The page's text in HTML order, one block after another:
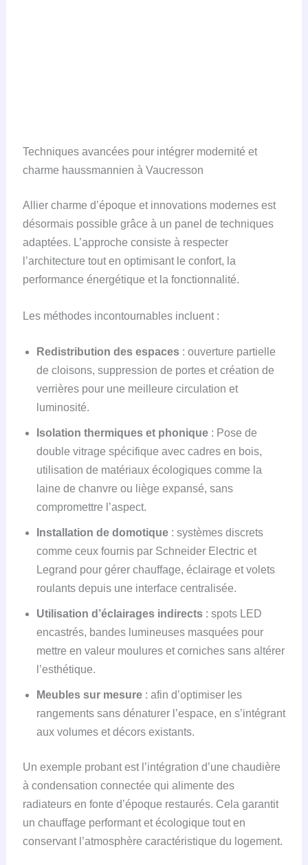
Techniques avancées pour intégrer modernité et
charme haussmannien à Vaucresson
Allier charme d’époque et innovations modernes est
désormais possible grâce à un panel de techniques
adaptées. L’approche consiste à respecter
l’architecture tout en optimisant le confort, la
performance énergétique et la fonctionnalité.
Les méthodes incontournables incluent :
Redistribution des espaces: ouverture partielle
de cloisons, suppression de portes et création de
verrières pour une meilleure circulation et
luminosité.
Isolation thermiques et phonique: Pose de
double vitrage spécifique avec cadres en bois,
utilisation de matériaux écologiques comme la
laine de chanvre ou liège expansé, sans
compromettre l’aspect.
Installation de domotique: systèmes discrets
comme ceux fournis par Schneider Electric et
Legrand pour gérer chauffage, éclairage et volets
roulants depuis une interface centralisée.
Utilisation d’éclairages indirects: spots LED
encastrés, bandes lumineuses masquées pour
mettre en valeur moulures et corniches sans altérer
l’esthétique.
Meubles sur mesure: afin d’optimiser les
rangements sans dénaturer l’espace, en s’intégrant
aux volumes et décors existants.
Un exemple probant est l’intégration d’une chaudière
à condensation connectée qui alimente des
radiateurs en fonte d’époque restaurés. Cela garantit
un chauffage performant et écologique tout en
conservant l’atmosphère caractéristique du logement.